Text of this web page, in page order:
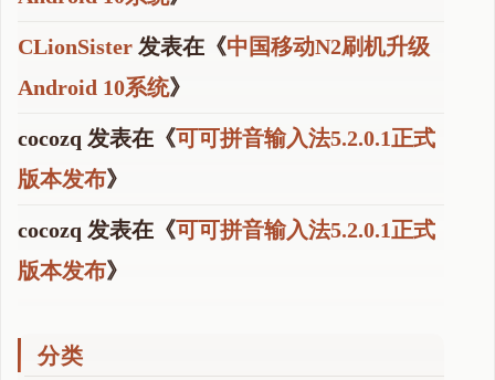
CLionSister 发表在《中国移动N2刷机升级
Android 10系统》
cocozq 发表在《可可拼音输入法5.2.0.1正式
版本发布》
cocozq 发表在《可可拼音输入法5.2.0.1正式
版本发布》
分类